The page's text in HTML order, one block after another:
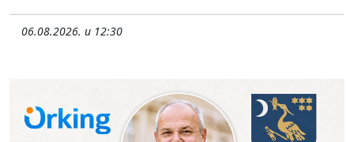
06.08.2026. u 12:30